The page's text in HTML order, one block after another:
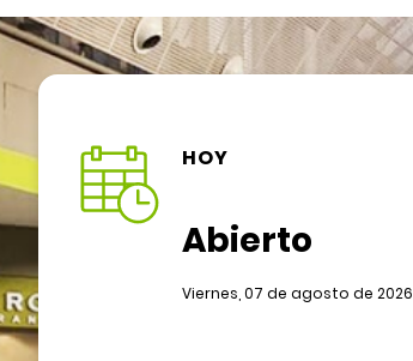
HOY
Abierto
Viernes, 07 de agosto de 2026